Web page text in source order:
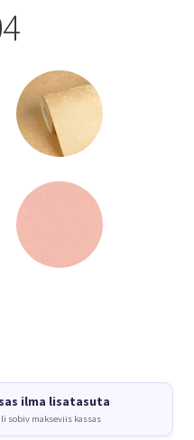
ilma lisatasuta
sobiv makseviis kassas